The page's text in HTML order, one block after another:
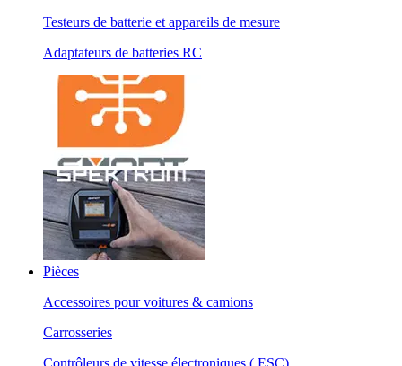
Testeurs de batterie et appareils de mesure
Adaptateurs de batteries RC
Pièces
Accessoires pour voitures & camions
Carrosseries
Contrôleurs de vitesse électroniques ( ESC)